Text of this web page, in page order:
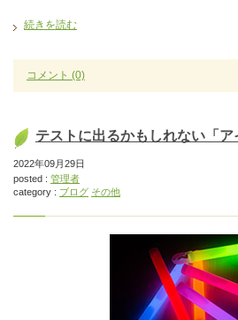
続きを読む
コメント (0)
テストに出るかもしれない「ア
2022年09月29日
posted : 管理者
category : ブログ その他